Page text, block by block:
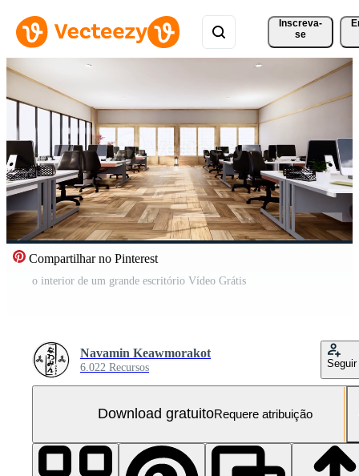
Inscreva-
se
Compartilhar no Pinterest
o interior de um grande escritório Vídeo Grátis
Navamin Keawmorakot
6.022 Recursos Seguir
Download gratuitoRequere atribuição